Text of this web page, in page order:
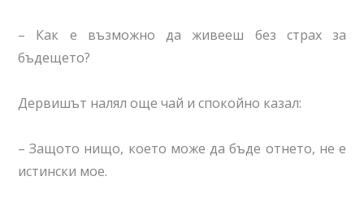
– Как е възможно да живееш без страх за
бъдещето?
Дервишът налял още чай и спокойно казал:
– Защото нищо, което може да бъде отнето, не е
истински мое.